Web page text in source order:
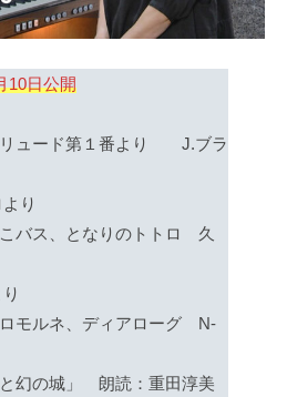
日公開
リュード第１番より J.ブラ
り
、となりのトトロ 久
ネ、ディアローグ N-
幻の城」 朗読：重田淳美